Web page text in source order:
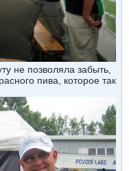
не позволяла забыть,
пива, которое так